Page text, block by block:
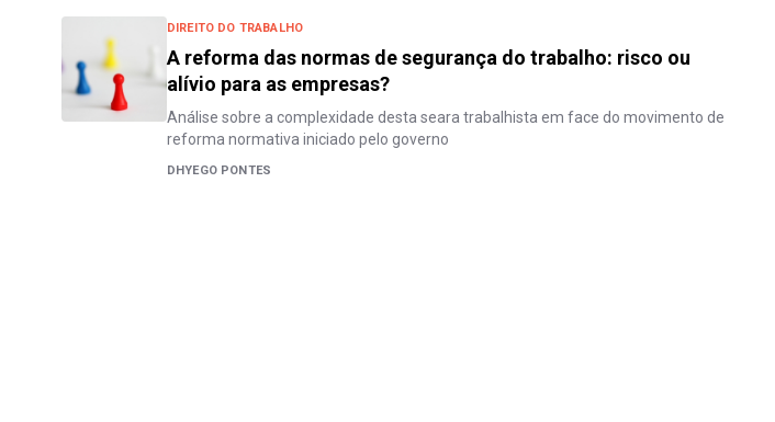
DIREITO DO TRABALHO
A reforma das normas de segurança do trabalho: risco ou
alívio para as empresas?
Análise sobre a complexidade desta seara trabalhista em face do movimento de
reforma normativa iniciado pelo governo
DHYEGO PONTES